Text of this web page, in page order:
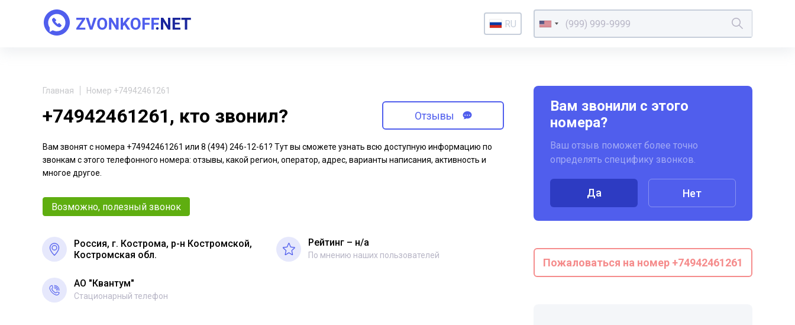
RU
Главная Номер +74942461261
+74942461261, кто звонил? Отзывы
Вам звонят с номера +74942461261 или 8 (494) 246-12-61? Тут вы сможете узнать всю доступную информацию по
звонкам с этого телефонного номера: отзывы, какой регион, оператор, адрес, варианты написания, активность и
многое другое.
Возможно, полезный звонок
Россия, г. Кострома, р-н Костромской,
Костромская обл.
Рейтинг – н/a
По мнению наших пользователей
АО "Квантум"
Стационарный телефон
Вам звонили с этого
номера?
Ваш отзыв поможет более точно
определять специфику звонков.
Да Нет
Пожаловаться на номер +74942461261